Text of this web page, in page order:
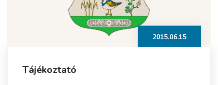
2015.06.15
Tájékoztató